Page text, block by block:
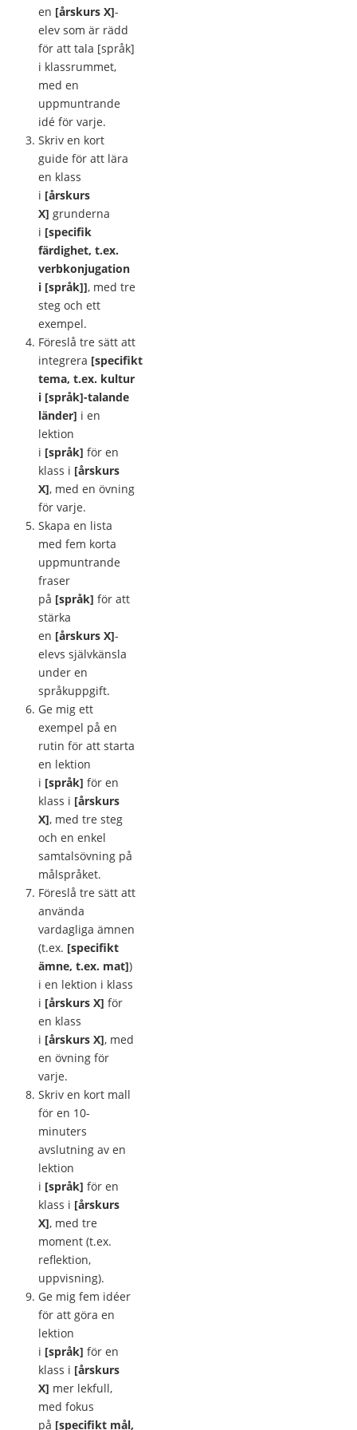
en [årskurs X]-
elev som är rädd
för att tala [språk]
i klassrummet,
med en
uppmuntrande
idé för varje.
Skriv en kort
guide för att lära
en klass
i [årskurs
X] grunderna
i [specifik
färdighet, t.ex.
verbkonjugation
i [språk]], med tre
steg och ett
exempel.
Föreslå tre sätt att
integrera [specifikt
tema, t.ex. kultur
i [språk]-talande
länder] i en
lektion
i [språk] för en
klass i [årskurs
X], med en övning
för varje.
Skapa en lista
med fem korta
uppmuntrande
fraser
på [språk] för att
stärka
en [årskurs X]-
elevs självkänsla
under en
språkuppgift.
Ge mig ett
exempel på en
rutin för att starta
en lektion
i [språk] för en
klass i [årskurs
X], med tre steg
och en enkel
samtalsövning på
målspråket.
Föreslå tre sätt att
använda
vardagliga ämnen
(t.ex. [specifikt
ämne, t.ex. mat])
i en lektion i klass
i [årskurs X] för
en klass
i [årskurs X], med
en övning för
varje.
Skriv en kort mall
för en 10-
minuters
avslutning av en
lektion
i [språk] för en
klass i [årskurs
X], med tre
moment (t.ex.
reflektion,
uppvisning).
Ge mig fem idéer
för att göra en
lektion
i [språk] för en
klass i [årskurs
X] mer lekfull,
med fokus
på [specifikt mål,